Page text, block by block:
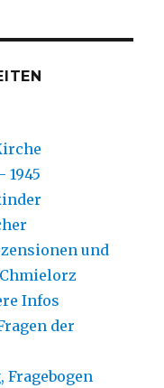
1945
und
Infos
der